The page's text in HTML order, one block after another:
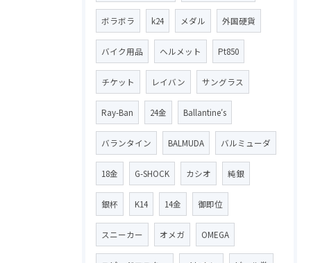
ボラボラ k24 メダル 外国硬貨
バイク用品 ヘルメット Pt850
チケット レイバン サングラス
Ray-Ban 24金 Ballantine′s
バランタイン BALMUDA バルミューダ
18金 G-SHOCK カシオ 純銀
銀杯 K14 14金 御即位
スニーカー オメガ OMEGA